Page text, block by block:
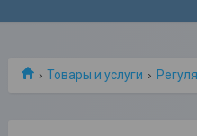
Товары и услуги